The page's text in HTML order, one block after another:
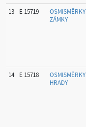
13 E 15719
OSMISMĚRKY
ZÁMKY
14 E 15718
OSMISMĚRKY
HRADY